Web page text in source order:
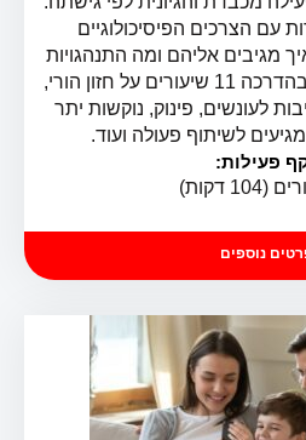
עם הצרכים הפיסיכולוגיים
מגיבים אליהם ומה התנהגויות
הילדים באות לספר לנו. בהדרכה 11 שיעורים על חזון הורי,
לעונשים, פינוק, נוקשות יתר
לשיתוף פעולה ועוד.
פעילות:
נוספים